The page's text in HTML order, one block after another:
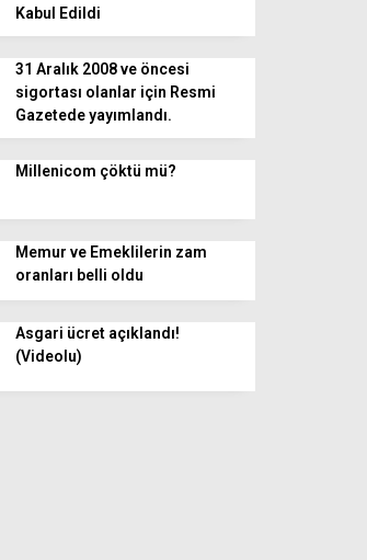
Kabul Edildi
31 Aralık 2008 ve öncesi
sigortası olanlar için Resmi
Gazetede yayımlandı.
Millenicom çöktü mü?
Memur ve Emeklilerin zam
oranları belli oldu
Asgari ücret açıklandı!
(Videolu)